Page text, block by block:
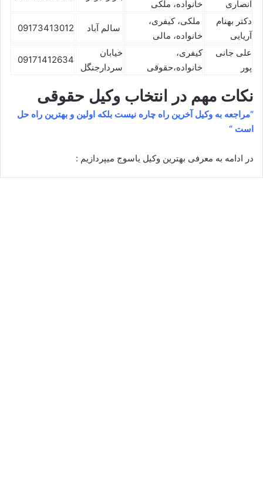
انصاری
خانواده، ملکی
دکتر بهنام
آریایی
ملکی، کیفری،
خانواده، مالی
سالم آباد 09173413012
علی جانی
پور
کیفری،
خانواده،حقوقی
خیابان
سردارجنگل
09171412634
نکات مهم در انتخاب وکیل حقوقی
“مراجعه به وکیل آخرین راه چاره نیست بلکه اولین و بهترین راه حل
است “
در ادامه به معرفی بهترین وکیل یاسوج میپردازیم :